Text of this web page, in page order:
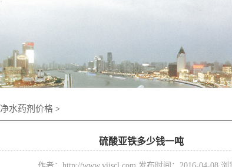
净水药剂价格 >
硫酸亚铁多少钱一吨